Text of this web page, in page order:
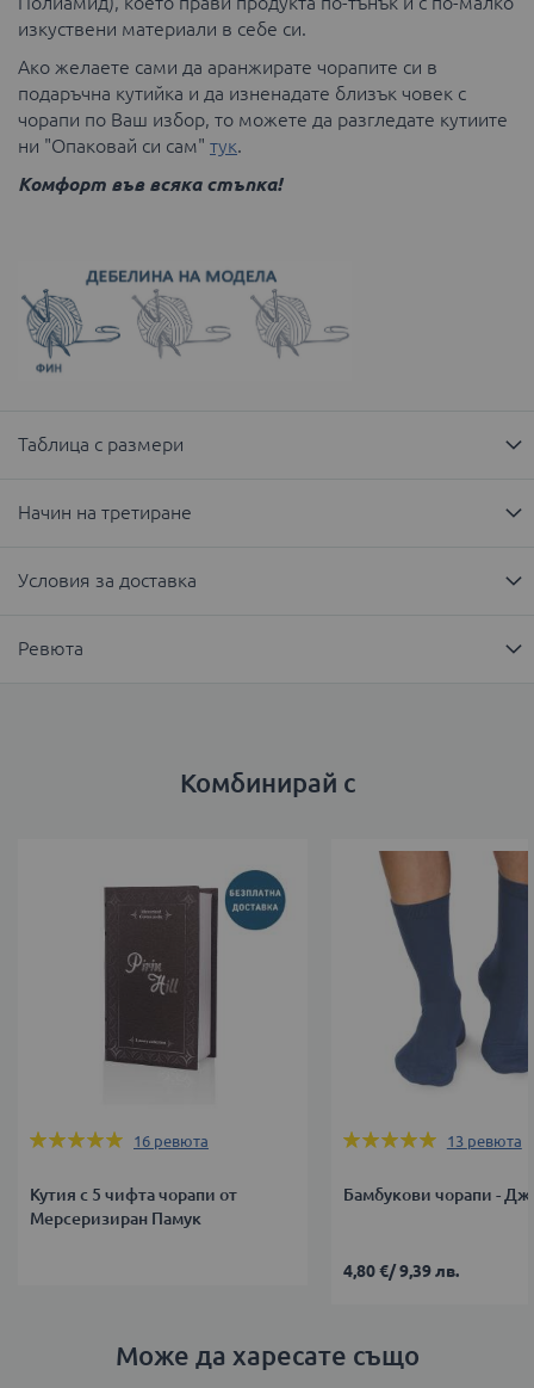
изкуствени материали в себе си.
Ако желаете сами да аранжирате чорапите си в
подаръчна кутийка и да изненадате близък човек с
чорапи по Ваш избор, то можете да разгледате кутиите
ни "Опаковай си сам" тук.
Комфорт във всяка стъпка!
Таблица с размери
Начин на третиране
Условия за доставка
Ревюта
Комбинирай с
Оценка:
16 ревюта
Кутия с 5 чифта чорапи от
Мерсеризиран Памук
Оценка:
13 ревюта
Бамбукови чорапи -
4,80 €/9,39 лв.
Може да харесате също